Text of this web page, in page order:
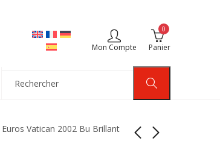
Mon Compte
0
Panier
Euros Vatican 2002 Bu Brillant